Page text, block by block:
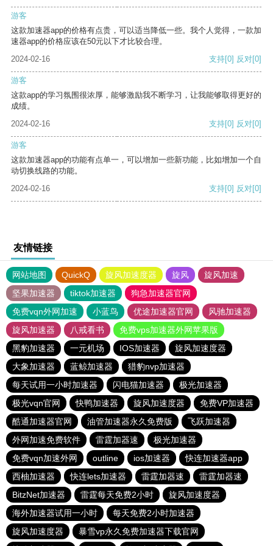
游客
这款加速器app的价格有点贵，可以适当降低一些。我个人觉得，一款加
速器app的价格应该在50元以下才比较合理。
2024-02-16
支持[0] 反对[0]
游客
这款app的学习氛围很浓厚，能够激励我不断学习，让我能够取得更好的
成绩。
2024-02-16
支持[0] 反对[0]
游客
这款加速器app的功能有点单一，可以增加一些新功能，比如增加一个自
动切换线路的功能。
2024-02-16
支持[0] 反对[0]
友情链接
网站地图 QuickQ 旋风加速度器 旋风
旋风加速
坚果加速器
tiktok加速器
狗急加速器官网
免费vqn外网加速
小蓝鸟 优途加速器官网
风驰加速器
旋风加速器
八戒看书
免费vps加速器外网苹果版
黑豹加速器
一元机场 IOS加速器
旋风加速度器
大象加速器
蓝鲸加速器
猎豹nvp加速器
每天试用一小时加速器
闪电猫加速器
极光加速器
极光vqn官网
快鸭加速器 旋风加速度器
免费VP加速器
酷通加速器官网
油管加速器永久免费版
飞跃加速器
外网加速免费软件
雷霆加器速
极光加速器
免费vqn加速外网
outline ios加速器
快连加速器app
西柚加速器
快连lets加速器 雷霆加器速
雷霆加器速
BitzNet加速器
雷霆每天免费2小时
旋风加速度器
海外加速器试用一小时
每天免费2小时加速器
旋风加速度器
暴雪vp永久免费加速器下载官网